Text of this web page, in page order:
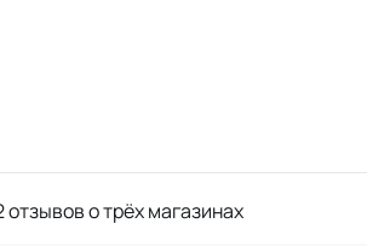
отзывов о трёх магазинах